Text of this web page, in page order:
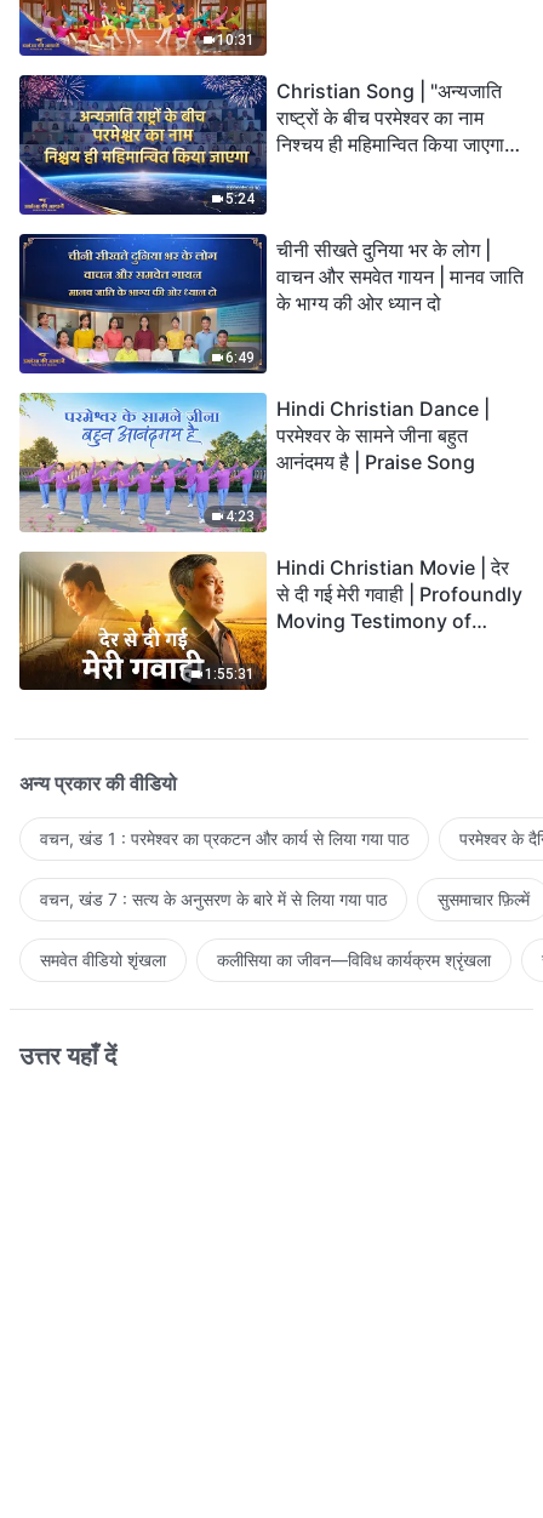
10:31
5:24
Christian Song | "अन्यजाति
राष्ट्रों के बीच परमेश्वर का नाम
निश्चय ही महिमान्वित किया जाएगा" |
6:49
चीनी सीखते दुनिया भर के लोग |
वाचन और समवेत गायन | मानव जाति
के भाग्य की ओर ध्यान दो
4:23
Hindi Christian Dance |
परमेश्वर के सामने जीना बहुत
आनंदमय है | Praise Song
1:55:31
Hindi Christian Movie | देर
से दी गई मेरी गवाही | Profoundly
Moving Testimony of
अन्य प्रकार की वीडियो
वचन, खंड 1 : परमेश्वर का प्रकटन और कार्य से लिया गया पाठ परमेश्वर के
वचन, खंड 7 : सत्य के अनुसरण के बारे में से लिया गया पाठ सुसमाचार फ़िल्में
समवेत वीडियो शृंखला कलीसिया का जीवन—विविध कार्यक्रम श्रृंखला
उत्तर यहाँ दें